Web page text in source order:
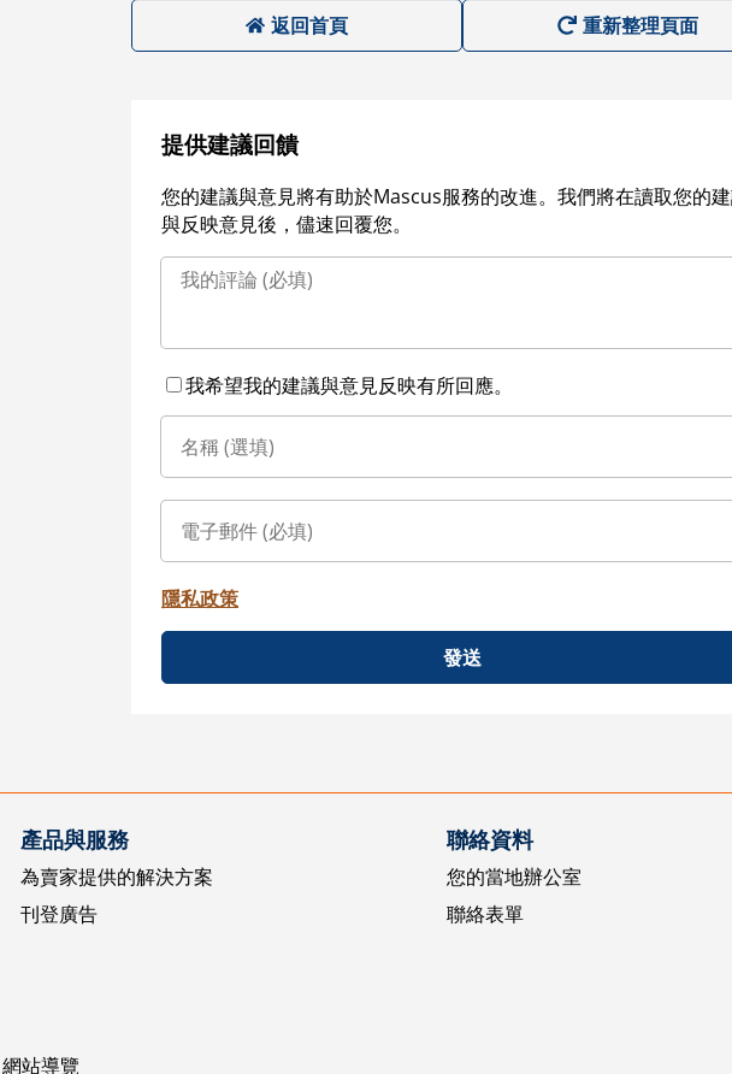
返回首頁 重新整理頁面
提供建議回饋
您的建議與意見將有助於Mascus服務的改進。我們將在讀取您的
與反映意見後，儘速回覆您。
我希望我的建議與意見反映有所回應。
隱私政策
發送
產品與服務
為賣家提供的解決方案
刊登廣告
聯絡資料
您的當地辦公室
聯絡表單
網站導覽